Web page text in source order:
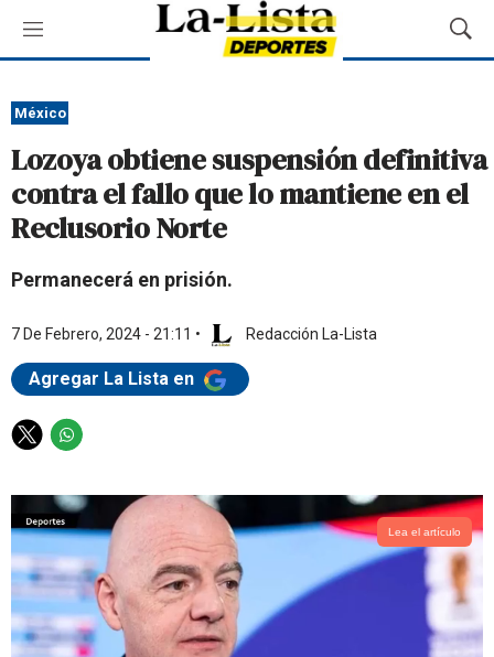
M
e
ú
M
o
a
r
B
México
Lozoya obtiene suspensión definitiva
contra el fallo que lo mantiene en el
Reclusorio Norte
Permanecerá en prisión.
7 De Febrero, 2024 - 21:11 • Redacción La-Lista
Agregar La Lista en
T
i
t
t
e
r
W
a
t
s
a
p
p
Lea el artículo